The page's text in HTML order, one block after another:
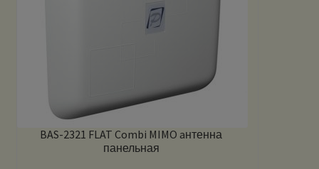
BAS-2321 FLAT Combi MIMO aнтенна
панельная